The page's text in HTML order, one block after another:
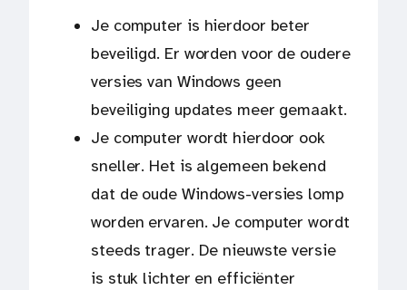
Je computer is hierdoor beter
beveiligd. Er worden voor de oudere
versies van Windows geen
beveiliging updates meer gemaakt.
Je computer wordt hierdoor ook
sneller. Het is algemeen bekend
dat de oude Windows-versies lomp
worden ervaren. Je computer wordt
steeds trager. De nieuwste versie
is stuk lichter en efficiënter